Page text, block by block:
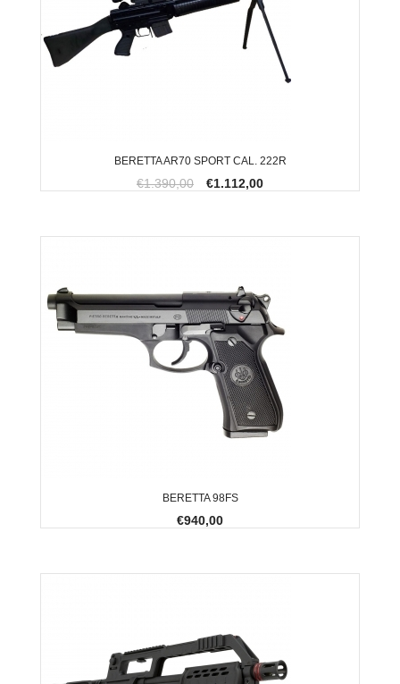
BERETTA AR70 SPORT CAL. 222R
€1.390,00 €1.112,00
BERETTA 98FS
€940,00